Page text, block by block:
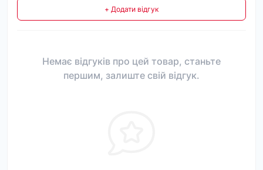
+ Додати відгук
Немає відгуків про цей товар, станьте
першим, залиште свій відгук.